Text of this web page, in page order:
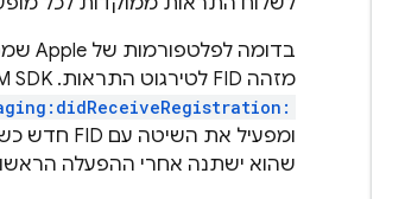
בדומה לפלטפורמות של Apple שמספקות בדרך כלל טוקן מכשיר של APNs בהפעלת האפליקציה,
מזהה FID לטירגוט התראות. ‫
SDK מעביר את ה-FID באמצעות השיטה
שהוא ישתנה אחרי ההפעלה